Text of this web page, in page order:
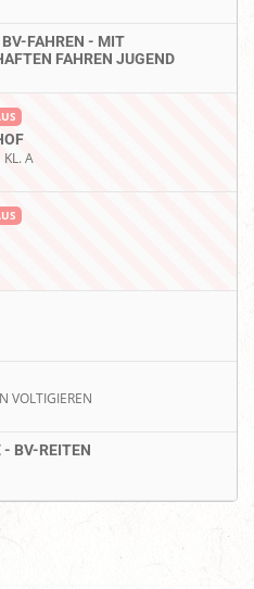
FAHREN - MIT
FAHREN JUGEND
KL. A
VOLTIGIEREN
- BV-REITEN